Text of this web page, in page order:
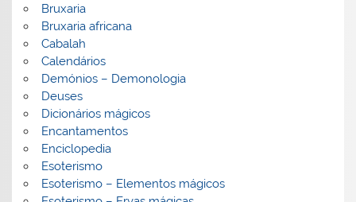
Bruxaria
Bruxaria africana
Cabalah
Calendários
Demónios – Demonologia
Deuses
Dicionários mágicos
Encantamentos
Enciclopedia
Esoterismo
Esoterismo – Elementos mágicos